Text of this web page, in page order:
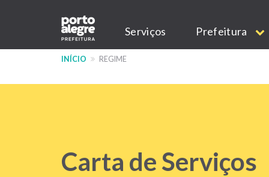
conteúdo
Main
navigation
Serviços Prefeitura
INÍCIO REGIME
Carta de Serviços